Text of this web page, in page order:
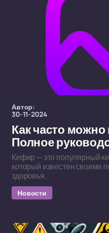
Автор:
30-11-2024
Как часто
Полное
Кефир — это популярный
который известен своими
здоровья.
Новости